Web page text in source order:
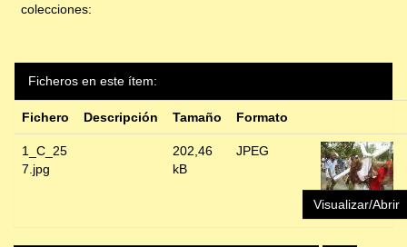
colecciones:
Ficheros en este ítem:
Fichero Descripción Tamaño Formato
1_C_25
7.jpg
202,46
kB
JPEG
Visualizar/Abrir